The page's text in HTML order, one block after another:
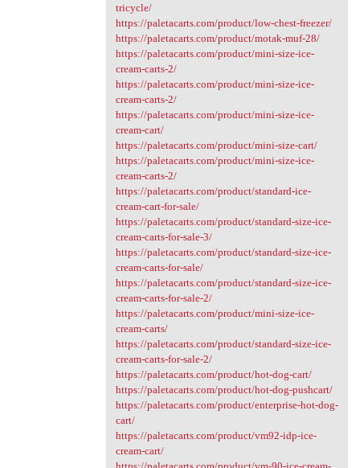
tricycle/
https://paletacarts.com/product/low-chest-freezer/
https://paletacarts.com/product/motak-muf-28/
https://paletacarts.com/product/mini-size-ice-
cream-carts-2/
https://paletacarts.com/product/mini-size-ice-
cream-carts-2/
https://paletacarts.com/product/mini-size-ice-
cream-cart/
https://paletacarts.com/product/mini-size-cart/
https://paletacarts.com/product/mini-size-ice-
cream-carts-2/
https://paletacarts.com/product/standard-ice-
cream-cart-for-sale/
https://paletacarts.com/product/standard-size-ice-
cream-carts-for-sale-3/
https://paletacarts.com/product/standard-size-ice-
cream-carts-for-sale/
https://paletacarts.com/product/standard-size-ice-
cream-carts-for-sale-2/
https://paletacarts.com/product/mini-size-ice-
cream-carts/
https://paletacarts.com/product/standard-size-ice-
cream-carts-for-sale-2/
https://paletacarts.com/product/hot-dog-cart/
https://paletacarts.com/product/hot-dog-pushcart/
https://paletacarts.com/product/enterprise-hot-dog-
cart/
https://paletacarts.com/product/vm92-idp-ice-
cream-cart/